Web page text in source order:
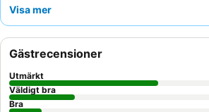
professionella personalen
alternativ. För en lugnare upplevelse,
som vetter bort från flygplatsens
Visa mer
Gästrecensioner
Utmärkt
Väldigt bra
Bra